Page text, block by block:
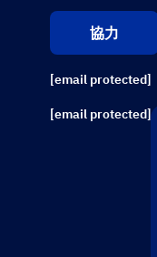
協力
[email protected]
[email protected]